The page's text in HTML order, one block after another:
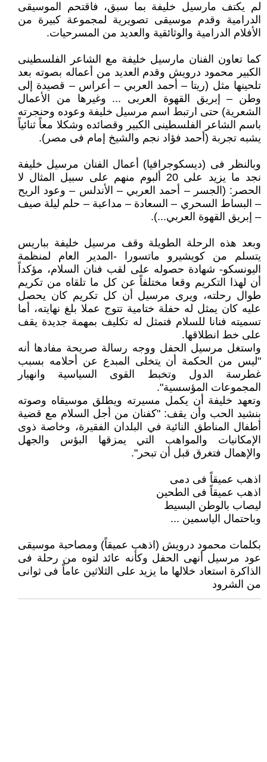
لم يكتف مارسيل خليفة بما سبق، فاقتحم الموسيقى
الدرامية وقدم موسيقى تصويرية لمجموعة كبيرة من
الأفلام الدرامية والوثائقية والعديد من المسرحيات.
كما تعاون الفنان مارسيل خليفة مع الشاعر الفلسطينى
الكبير محمود درويش وقدم العديد من أعماله بصوته بعد
تلحينها مثل (ريتا – أحمد العربي – أعراس – قصيدة إلى
وطن – إبريق القهوة العربى ... وغيرها من الأعمال
الشعرية) حتى ارتبط اسم مرسيل خليفة وعوده وحنجرته
باسم الشاعر الفلسطينى الكبير وقصائده وشكلا معاً ثنائياً
يشبه تجربة (أحمد فؤاد نجم والشيخ إمام فى مصر).
وبالنظر فى (ديسكوجرافيا) أعمال الفنان مرسيل خليفة
نجد ما يزيد على 20 ألبوم منهم على سبيل المثال لا
الحصر: (الجسر – أحمد العربي – الأندلس – وعود الريح
– البساط السحري – السعادة – مداعبة – حلم ليلة صيف
– إبريق القهوة العربي...).
وبعد هذه الرحلة الطويلة وقف مرسيل خليفة بباريس
يتسلم من كويشيرو ماتسورا -المدير العام لمنظمة
اليونسكو- شهادة حصوله على لقب فنان السلام، مؤكداً
أن لهذا التكريم وقعا مختلفاً عن كل ما تلقاه من تكريم
طوال رحلته، ويرى مرسيل أن كل تكريم كان يحصل
عليه كان يمثل له حفلة ختامية تتوج عملا بلغ نهايته، أما
تسميته فنانا للسلام فتمثل له تكليف بمهمة جديدة يقف
على خط انطلاقها.
واستغل مرسيل الحفل ووجه رسالة صريحة مفادها أنه
"ليس من الحكمة أن يتخلى المبدع عن أحلامه بسبب
غطرسة الدول وتخبط القوى السياسية وانهيار
المجموعات المؤسسية".
وتعهد خليفة أن يكمل مسيرته ويطلق موسيقاه وصوته
بنشيد الحب وأن يقف: "كفنان من أجل السلام مع قضية
أطفال المناطق النائية في البلدان الفقيرة، وخاصة ذوى
الإمكانيات والمواهب التي يمزقها البؤس والجهل
والإهمال فتغرق قبل أن تبحر".
اذهب عميقاً فى دمى
اذهب عميقاً فى الطحين
ليصاب بالوطن البسيط
وباحتمال الياسمين ...
بكلمات محمود درويش (اذهب عميقاً) ومصاحبة موسيقى
عود مرسيل أنهى الحفل وكأنه عائد لتوه من رحلة فى
الذاكرة استعاد خلالها ما يزيد على الثلاثين عاماً فى ثوانى
من الشرود